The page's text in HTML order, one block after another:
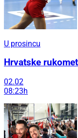
U prosincu
Hrvatske
02.02
08:23h